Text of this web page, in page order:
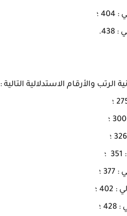
؛
والأرقام الاستدلالية التالية :
؛
؛
؛